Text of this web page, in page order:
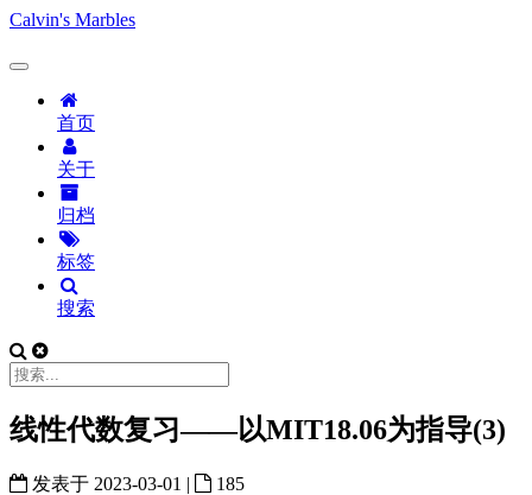
Calvin's Marbles
首页
关于
归档
标签
搜索
线性代数复习——以MIT18.06为指导(3)
发表于 2023-03-01 | 185